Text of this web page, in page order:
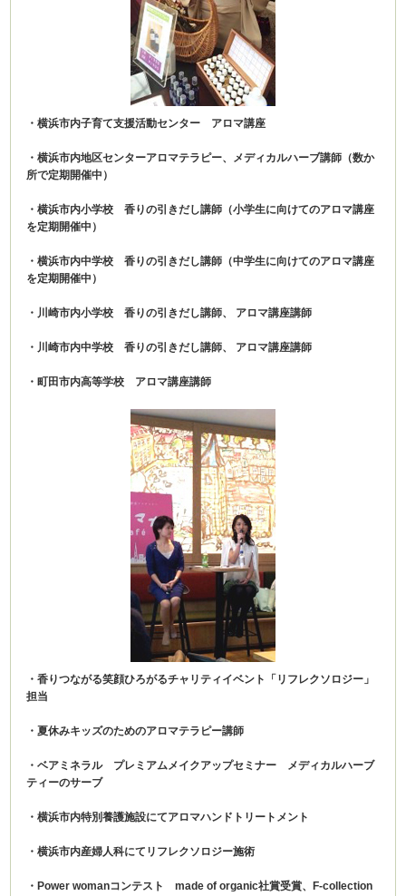
・横浜市内子育て支援活動センター アロマ講座
・横浜市内地区センターアロマテラピー、メディカルハーブ講師（数か
所で定期開催中）
・横浜市内小学校 香りの引きだし講師（小学生に向けてのアロマ講座
を定期開催中）
・横浜市内中学校 香りの引きだし講師（中学生に向けてのアロマ講座
を定期開催中）
・川崎市内小学校 香りの引きだし講師、 アロマ講座講師
・川崎市内中学校 香りの引きだし講師、 アロマ講座講師
・町田市内高等学校 アロマ講座講師
・香りつながる笑顔ひろがるチャリティイベント「リフレクソロジー」
担当
・夏休みキッズのためのアロマテラピー講師
・ベアミネラル プレミアムメイクアップセミナー メディカルハーブ
ティーのサーブ
・横浜市内特別養護施設にてアロマハンドトリートメント
・横浜市内産婦人科にてリフレクソロジー施術
・Power womanコンテスト made of organic社賞受賞、F-collection